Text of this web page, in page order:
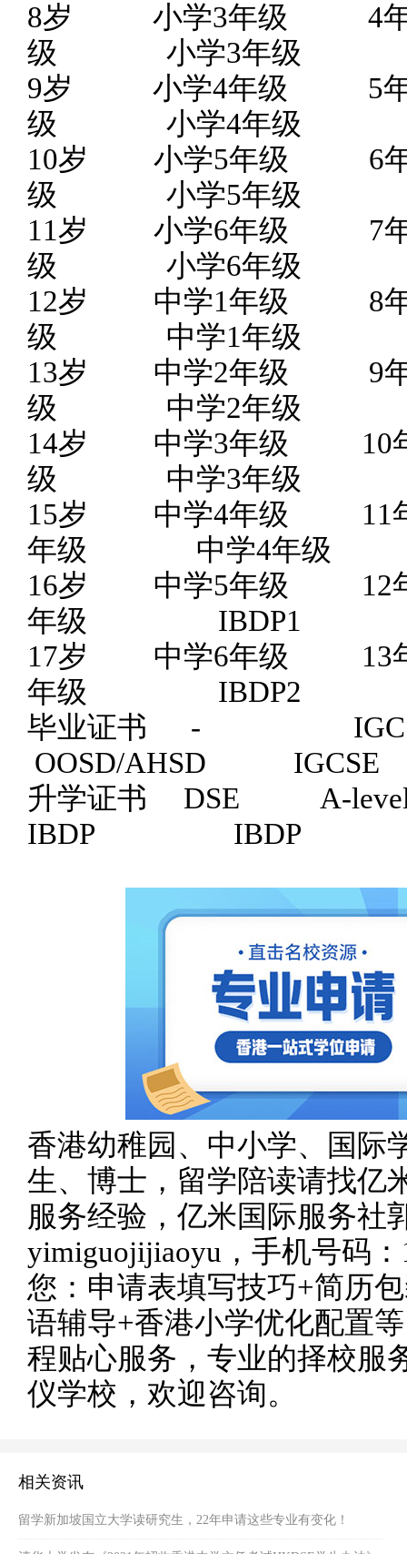
8岁
小学3年级
级 小学3年级
9岁
小学4年级
级 小学4年级
10岁
小学5年级
级 小学5年级
11岁
小学6年级
级 小学6年级
12岁
中学1年级
级 中学1年级
13岁
中学2年级
级 中学2年级
14岁
中学3年级
级 中学3年级
15岁
中学4年级
年级 中学4年级
16岁
中学5年级
年级 IBDP1
17岁
中学6年级
年级 IBDP2
毕业证书 -
OOSD/AHSD IGCSE
升学证书 DSE A-
IBDP IBDP
香港幼稚园、中小学、国际
生、博士，留学陪读请找亿
服务经验，亿米国际服务社
yimiguojijiaoyu，手机号码
您：申请表填写技巧+简历
语辅导+香港小学优化配置
程贴心服务，专业的择校服
仪学校，欢迎咨询。
相关资讯
留学新加坡国立大学读研究生，22年申请这些专业有变化！